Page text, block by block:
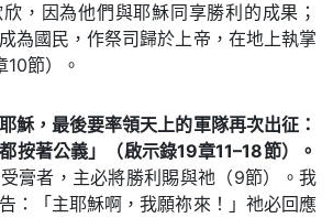
，因為他們與耶穌同享勝利的成果；
為國民，作祭司歸於上帝，在地上執掌
節）。
，最後要率領天上的軍隊再次出征：
按著公義」（啟示錄19章11–18節）。
膏者，主必將勝利賜與祂（9節）。我
：「主耶穌啊，我願祢來！」祂必回應